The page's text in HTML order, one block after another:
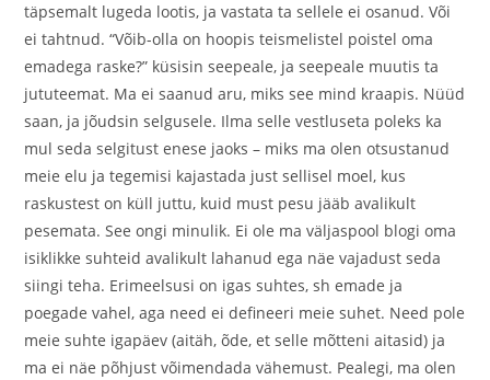
täpsemalt lugeda lootis, ja vastata ta sellele ei osanud. Või
ei tahtnud. “Võib-olla on hoopis teismelistel poistel oma
emadega raske?” küsisin seepeale, ja seepeale muutis ta
jututeemat. Ma ei saanud aru, miks see mind kraapis. Nüüd
saan, ja jõudsin selgusele. Ilma selle vestluseta poleks ka
mul seda selgitust enese jaoks – miks ma olen otsustanud
meie elu ja tegemisi kajastada just sellisel moel, kus
raskustest on küll juttu, kuid must pesu jääb avalikult
pesemata. See ongi minulik. Ei ole ma väljaspool blogi oma
isiklikke suhteid avalikult lahanud ega näe vajadust seda
siingi teha. Erimeelsusi on igas suhtes, sh emade ja
poegade vahel, aga need ei defineeri meie suhet. Need pole
meie suhte igapäev (aitäh, õde, et selle mõtteni aitasid) ja
ma ei näe põhjust võimendada vähemust. Pealegi, ma olen